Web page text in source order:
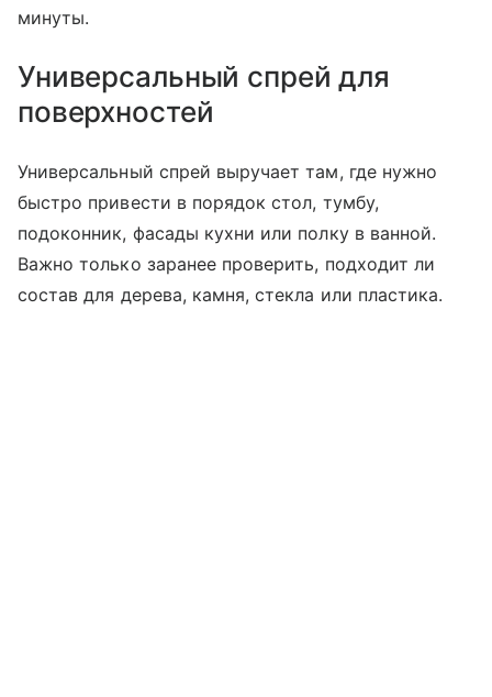
минуты.
Универсальный спрей для
поверхностей
Универсальный спрей выручает там, где нужно
быстро привести в порядок стол, тумбу,
подоконник, фасады кухни или полку в ванной.
Важно только заранее проверить, подходит ли
состав для дерева, камня, стекла или пластика.